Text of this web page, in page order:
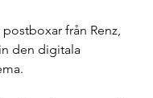
från Renz,
den digitala